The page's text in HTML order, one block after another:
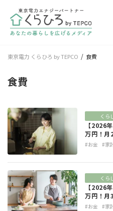
東京電力 くらひろ by TEPCO 食費
食費
くら
【2026
万円！月
#お金 #家
くら
【2026
万円！月
#お金 #家